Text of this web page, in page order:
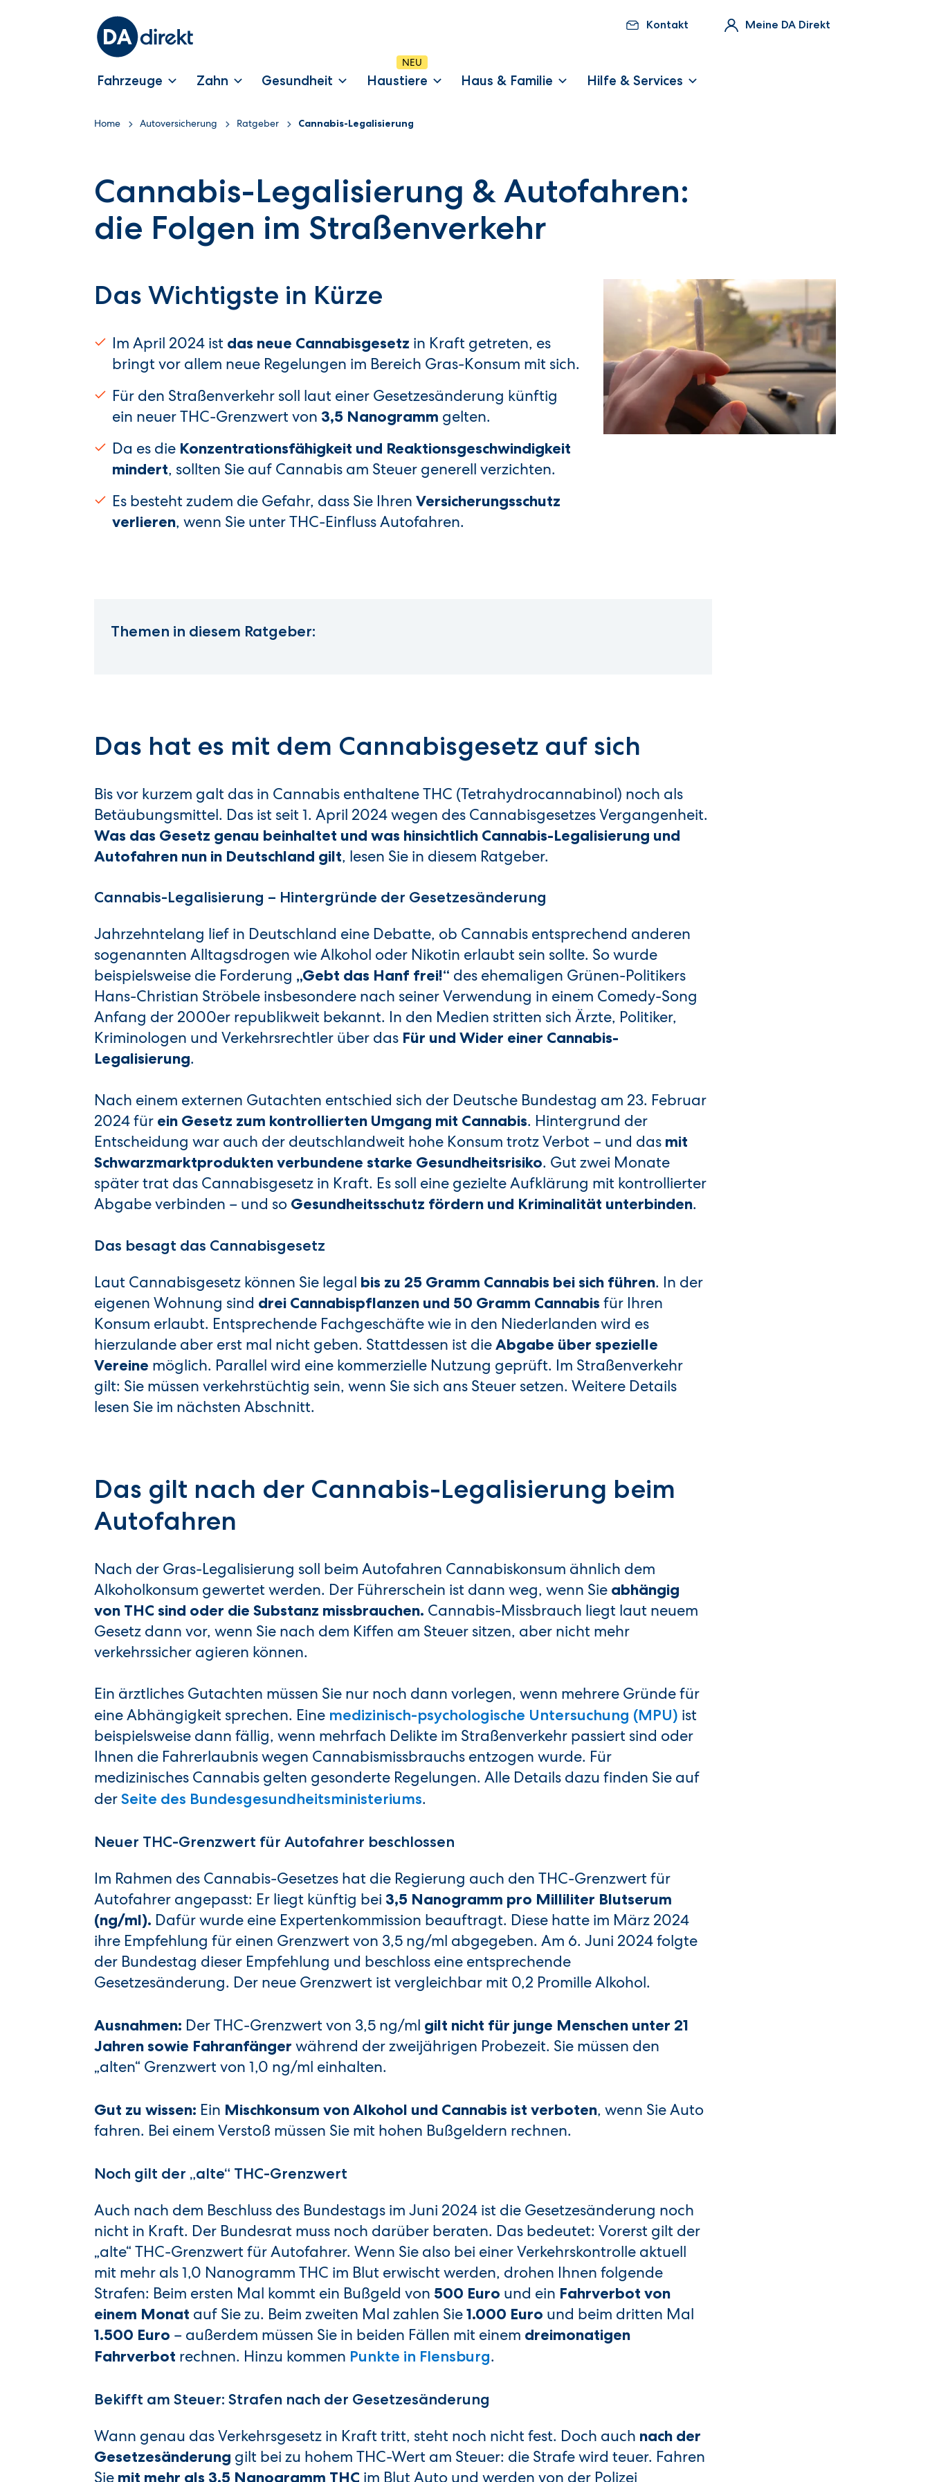
Kontakt Meine DA Direkt
Fahrzeuge Zahn Gesundheit Haustiere Haus & Familie Hilfe & Services
Home Autoversicherung Ratgeber Cannabis-Legalisierung
Cannabis-Legalisierung & Autofahren:
die Folgen im Straßenverkehr
Das Wichtigste in Kürze
Im April 2024 ist das neue Cannabisgesetz in Kraft getreten, es
bringt vor allem neue Regelungen im Bereich Gras-Konsum mit sich.
Für den Straßenverkehr soll laut einer Gesetzesänderung künftig
ein neuer THC-Grenzwert von 3,5 Nanogramm gelten.
Da es die Konzentrationsfähigkeit und Reaktionsgeschwindigkeit
mindert, sollten Sie auf Cannabis am Steuer generell verzichten.
Es besteht zudem die Gefahr, dass Sie Ihren Versicherungsschutz
verlieren, wenn Sie unter THC-Einfluss Autofahren.
Themen in diesem Ratgeber:
Das hat es mit dem Cannabisgesetz auf sich
Bis vor kurzem galt das in Cannabis enthaltene THC (Tetrahydrocannabinol) noch als
Betäubungsmittel. Das ist seit 1. April 2024 wegen des Cannabisgesetzes Vergangenheit.
Was das Gesetz genau beinhaltet und was hinsichtlich Cannabis-Legalisierung und
Autofahren nun in Deutschland gilt, lesen Sie in diesem Ratgeber.
Cannabis-Legalisierung – Hintergründe der Gesetzesänderung
Jahrzehntelang lief in Deutschland eine Debatte, ob Cannabis entsprechend anderen
sogenannten Alltagsdrogen wie Alkohol oder Nikotin erlaubt sein sollte. So wurde
beispielsweise die Forderung „Gebt das Hanf frei!“ des ehemaligen Grünen-Politikers
Hans-Christian Ströbele insbesondere nach seiner Verwendung in einem Comedy-Song
Anfang der 2000er republikweit bekannt. In den Medien stritten sich Ärzte, Politiker,
Kriminologen und Verkehrsrechtler über das Für und Wider einer Cannabis-
Legalisierung.
Nach einem externen Gutachten entschied sich der Deutsche Bundestag am 23. Februar
2024 für ein Gesetz zum kontrollierten Umgang mit Cannabis. Hintergrund der
Entscheidung war auch der deutschlandweit hohe Konsum trotz Verbot – und das mit
Schwarzmarktprodukten verbundene starke Gesundheitsrisiko. Gut zwei Monate
später trat das Cannabisgesetz in Kraft. Es soll eine gezielte Aufklärung mit kontrollierter
Abgabe verbinden – und so Gesundheitsschutz fördern und Kriminalität unterbinden.
Das besagt das Cannabisgesetz
Laut Cannabisgesetz können Sie legal bis zu 25 Gramm Cannabis bei sich führen. In der
eigenen Wohnung sind drei Cannabispflanzen und 50 Gramm Cannabisfür Ihren
Konsum erlaubt. Entsprechende Fachgeschäfte wie in den Niederlanden wird es
hierzulande aber erst mal nicht geben. Stattdessen ist dieAbgabe über spezielle
Vereine möglich. Parallel wird eine kommerzielle Nutzung geprüft. Im Straßenverkehr
gilt: Sie müssen verkehrstüchtig sein, wenn Sie sich ans Steuer setzen. Weitere Details
lesen Sie im nächsten Abschnitt.
Das gilt nach der Cannabis-Legalisierung beim
Autofahren
Nach der Gras-Legalisierung soll beim Autofahren Cannabiskonsum ähnlich dem
Alkoholkonsum gewertet werden. Der Führerschein ist dann weg, wenn Sie abhängig
von THC sind oder die Substanz missbrauchen. Cannabis-Missbrauch liegt laut neuem
Gesetz dann vor, wenn Sie nach dem Kiffen am Steuer sitzen, aber nicht mehr
verkehrssicher agieren können.
Ein ärztliches Gutachten müssen Sie nur noch dann vorlegen, wenn mehrere Gründe für
eine Abhängigkeit sprechen. Eine medizinisch-psychologische Untersuchung (MPU) ist
beispielsweise dann fällig, wenn mehrfach Delikte im Straßenverkehr passiert sind oder
Ihnen die Fahrerlaubnis wegen Cannabismissbrauchs entzogen wurde. Für
medizinisches Cannabis gelten gesonderte Regelungen. Alle Details dazu finden Sie auf
derSeite des Bundesgesundheitsministeriums.
Neuer THC-Grenzwert für Autofahrer beschlossen
Im Rahmen des Cannabis-Gesetzes hat die Regierung auch den THC-Grenzwert für
Autofahrer angepasst: Er liegt künftig bei 3,5 Nanogramm pro Milliliter Blutserum
(ng/ml). Dafür wurde eine Expertenkommission beauftragt. Diese hatte im März 2024
ihre Empfehlung für einen Grenzwert von 3,5 ng/ml abgegeben. Am 6. Juni 2024 folgte
der Bundestag dieser Empfehlung und beschloss eine entsprechende
Gesetzesänderung. Der neue Grenzwert ist vergleichbar mit 0,2 Promille Alkohol.
Ausnahmen: Der THC-Grenzwert von 3,5 ng/ml gilt nicht für junge Menschen unter 21
Jahren sowie Fahranfänger während der zweijährigen Probezeit. Sie müssen den
„alten“ Grenzwert von 1,0 ng/ml einhalten.
Gut zu wissen: Ein Mischkonsum von Alkohol und Cannabis ist verboten, wenn Sie Auto
fahren. Bei einem Verstoß müssen Sie mit hohen Bußgeldern rechnen.
Noch gilt der „alte“ THC-Grenzwert
Auch nach dem Beschluss des Bundestags im Juni 2024 ist die Gesetzesänderung noch
nicht in Kraft. Der Bundesrat muss noch darüber beraten. Das bedeutet: Vorerst gilt der
„alte“ THC-Grenzwert für Autofahrer. Wenn Sie also bei einer Verkehrskontrolle aktuell
mit mehr als 1,0 Nanogramm THC im Blut erwischt werden, drohen Ihnen folgende
Strafen: Beim ersten Mal kommt ein Bußgeld von 500 Euro und ein Fahrverbot von
einem Monat auf Sie zu. Beim zweiten Mal zahlen Sie1.000 Euro und beim dritten Mal
1.500 Euro – außerdem müssen Sie in beiden Fällen mit einem dreimonatigen
Fahrverbot rechnen. Hinzu kommen Punkte in Flensburg.
Bekifft am Steuer: Strafen nach der Gesetzesänderung
Wann genau das Verkehrsgesetz in Kraft tritt, steht noch nicht fest. Doch auch nach der
Gesetzesänderung gilt bei zu hohem THC-Wert am Steuer: die Strafe wird teuer. Fahren
Sie mit mehr als 3,5 Nanogramm THC im Blut Auto und werden von der Polizei